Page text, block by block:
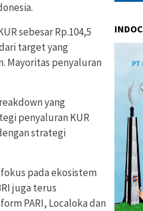
sebesar Rp.104,5
target yang
Mayoritas penyaluran
yang
penyaluran KUR
strategi
pada ekosistem
juga terus
PARI, Localoka dan